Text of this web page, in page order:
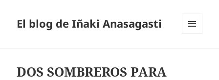
El blog de Iñaki Anasagasti
DOS SOMBREROS PARA